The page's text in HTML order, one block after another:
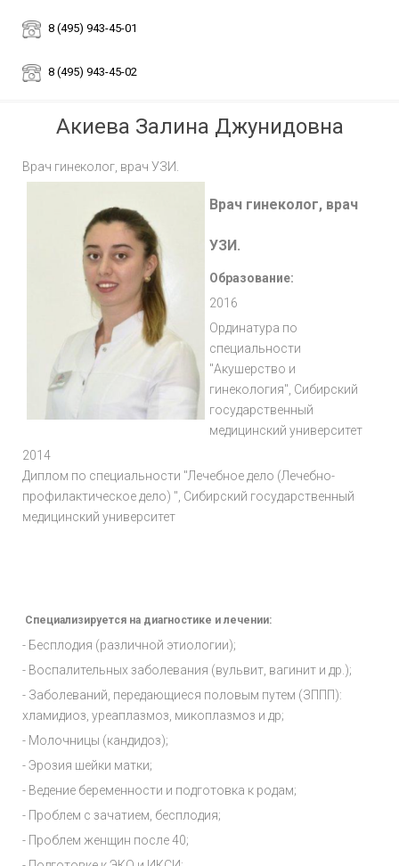
8 (495) 943-45-01
8 (495) 943-45-02
Акиева Залина Джунидовна
Врач гинеколог, врач УЗИ.
Врач гинеколог, врач
УЗИ.
Образование:
2016
Ординатура по
специальности
"Акушерство и
гинекология", Сибирский
государственный
медицинский университет
2014
Диплом по специальности "Лечебное дело (Лечебно-
профилактическое дело) ", Сибирский государственный
медицинский университет
Специализируется на диагностике и лечении:
- Бесплодия (различной этиологии);
- Воспалительных заболевания (вульвит, вагинит и др.);
- Заболеваний, передающиеся половым путем (ЗППП):
хламидиоз, уреаплазмоз, микоплазмоз и др;
- Молочницы (кандидоз);
- Эрозия шейки матки;
- Ведение беременности и подготовка к родам;
- Проблем с зачатием, бесплодия;
- Проблем женщин после 40;